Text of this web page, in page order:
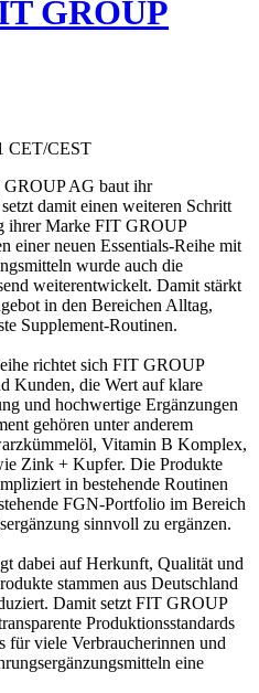
GROUP
CET/CEST
AG baut ihr
damit einen weiteren Schritt
ihrer Marke FIT GROUP
neuen Essentials-Reihe mit
wurde auch die
weiterentwickelt. Damit stärkt
in den Bereichen Alltag,
Supplement-Routinen.
richtet sich FIT GROUP
Kunden, die Wert auf klare
und hochwertige Ergänzungen
gehören unter anderem
Vitamin B Komplex,
Zink + Kupfer. Die Produkte
in bestehende Routinen
FGN-Portfolio im Bereich
sinnvoll zu ergänzen.
dabei auf Herkunft, Qualität und
stammen aus Deutschland
Damit setzt FIT GROUP
Produktionsstandards
für viele Verbraucherinnen und
eine